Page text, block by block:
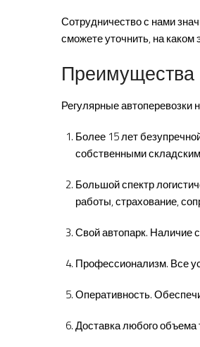
Сотрудничество с нами
сможете уточнить, на каком
Регулярные автоперевозки
Более 15 лет
собственными
Большой спектр
работы, страхование,
Свой автопарк. Наличие
Профессионализм. Все
Оперативность.
Доставка любого